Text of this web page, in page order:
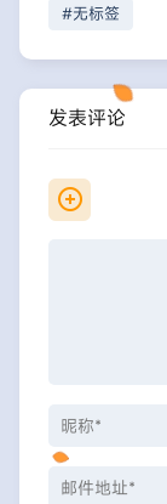
#无标签
发表评论